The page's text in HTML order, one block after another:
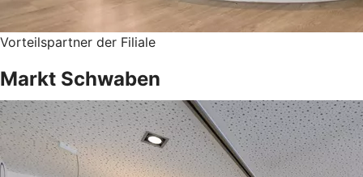
Vorteilspartner der Filiale
Markt Schwaben